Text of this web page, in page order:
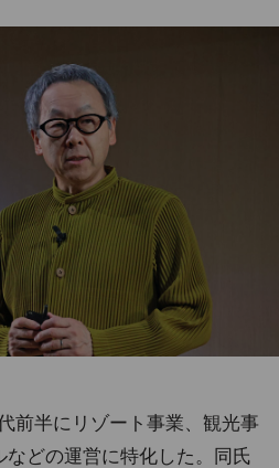
前半にリゾート事業、観光事
どの運営に特化した。同氏